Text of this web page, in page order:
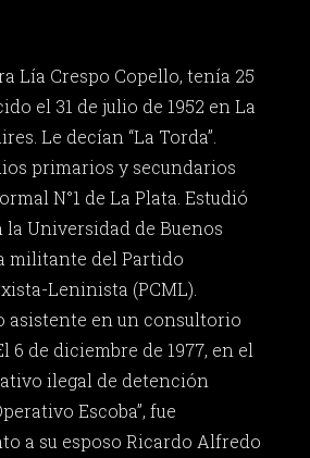
Lía Crespo Copello, tenía 25
el 31 de julio de 1952 en La
Le decían “La Torda”.
primarios y secundarios
N°1 de La Plata. Estudió
Universidad de Buenos
militante del Partido
Leninista (PCML).
asistente en un consultorio
6 de diciembre de 1977, en el
ilegal de detención
Escoba”, fue
a su esposo Ricardo Alfredo